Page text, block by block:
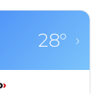
28° ›
›